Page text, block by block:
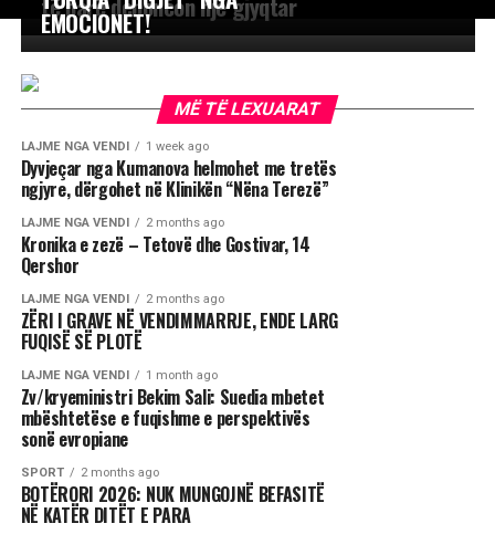
EMOCIONET!
MË TË LEXUARAT
LAJME NGA VENDI 1 week ago
Dyvjeçar nga Kumanova helmohet me tretës
ngjyre, dërgohet në Klinikën “Nëna Terezë”
LAJME NGA VENDI 2 months ago
Kronika e zezë – Tetovë dhe Gostivar, 14
Qershor
LAJME NGA VENDI 2 months ago
ZËRI I GRAVE NË VENDIMMARRJE, ENDE LARG
FUQISË SË PLOTË
LAJME NGA VENDI 1 month ago
Zv/kryeministri Bekim Sali: Suedia mbetet
mbështetëse e fuqishme e perspektivës
sonë evropiane
SPORT 2 months ago
BOTËRORI 2026: NUK MUNGOJNË BEFASITË
NË KATËR DITËT E PARA